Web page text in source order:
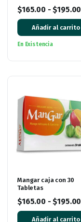
Lipo Advance)
$165.00 - $195.00
Añadir al carrito
En Existencia
Mangar caja con 30
Tabletas
$165.00 -$195.00
Añadir al carrito